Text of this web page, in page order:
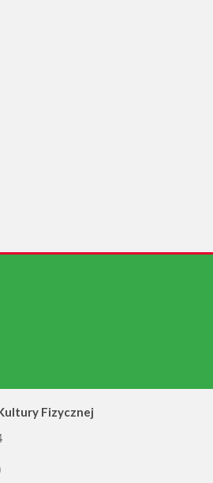
Fizycznej